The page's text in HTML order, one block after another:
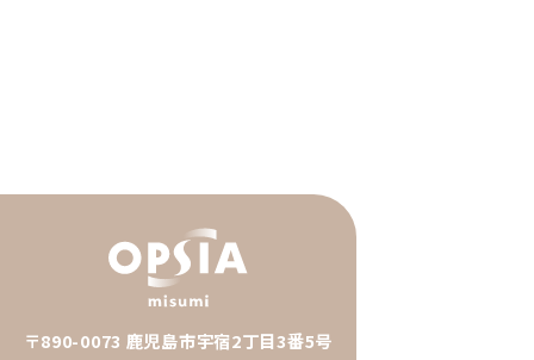
〒890-0073 鹿児島市宇宿2丁目3番5号